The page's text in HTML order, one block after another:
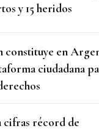
y 15 heridos
constituye en
ciudadana
cifras récord de